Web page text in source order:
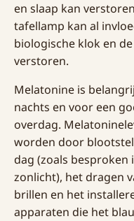
en slaap kan
tafellamp kan al
biologische klok en
verstoren.
Melatonine is
nachts en voor een
overdag.
worden door
dag (zoals
zonlicht), het dragen
brillen en het
apparaten die het